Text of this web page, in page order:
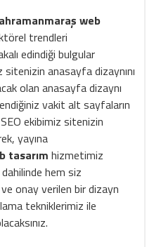
web
trendleri
edindiği bulgular
anasayfa dizaynını
olan anasayfa dizaynı
vakit alt sayfaların
ekibimiz sitenizin
yayına
tasarım hizmetimiz
hem siz
onay verilen bir dizayn
tekniklerimiz ile